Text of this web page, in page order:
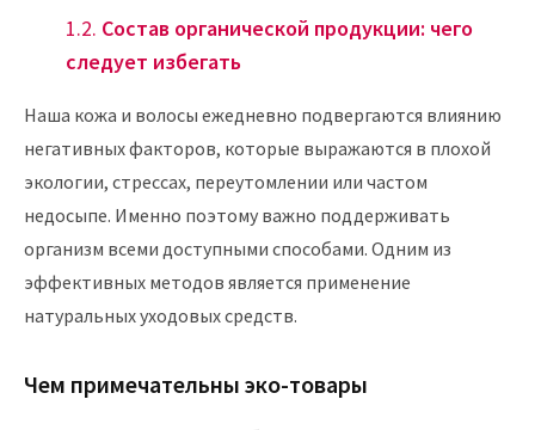
Состав органической продукции: чего
следует избегать
Наша кожа и волосы ежедневно подвергаются влиянию
негативных факторов, которые выражаются в плохой
экологии, стрессах, переутомлении или частом
недосыпе. Именно поэтому важно поддерживать
организм всеми доступными способами. Одним из
эффективных методов является применение
натуральных уходовых средств.
Чем примечательны эко-товары